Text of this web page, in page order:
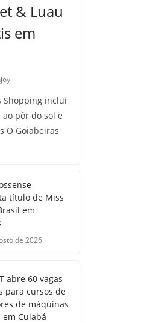
& Luau
em
Shopping inclui
pôr do sol e
O Goiabeiras
título de Miss
em
de 2026
abre 60 vagas
para cursos de
de máquinas
em Cuiabá